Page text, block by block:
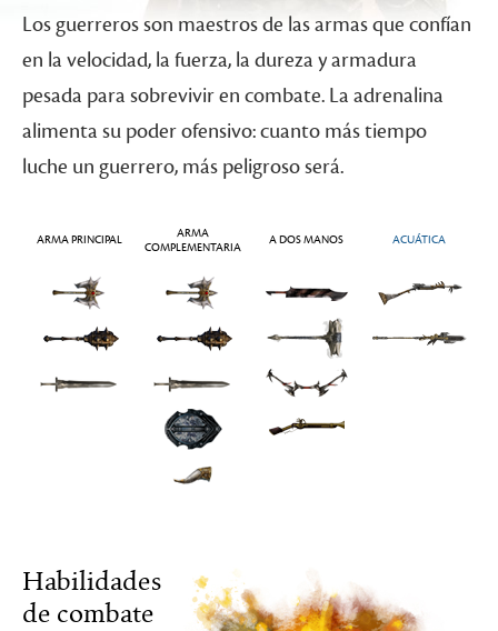
Los guerreros son maestros de las armas que confían
en la velocidad, la fuerza, la dureza y armadura
pesada para sobrevivir en combate. La adrenalina
alimenta su poder ofensivo: cuanto más tiempo
luche un guerrero, más peligroso será.
ARMA PRINCIPAL
ARMA
COMPLEMENTARIA
A DOS MANOS ACUÁTICA
Habilidades
de combate